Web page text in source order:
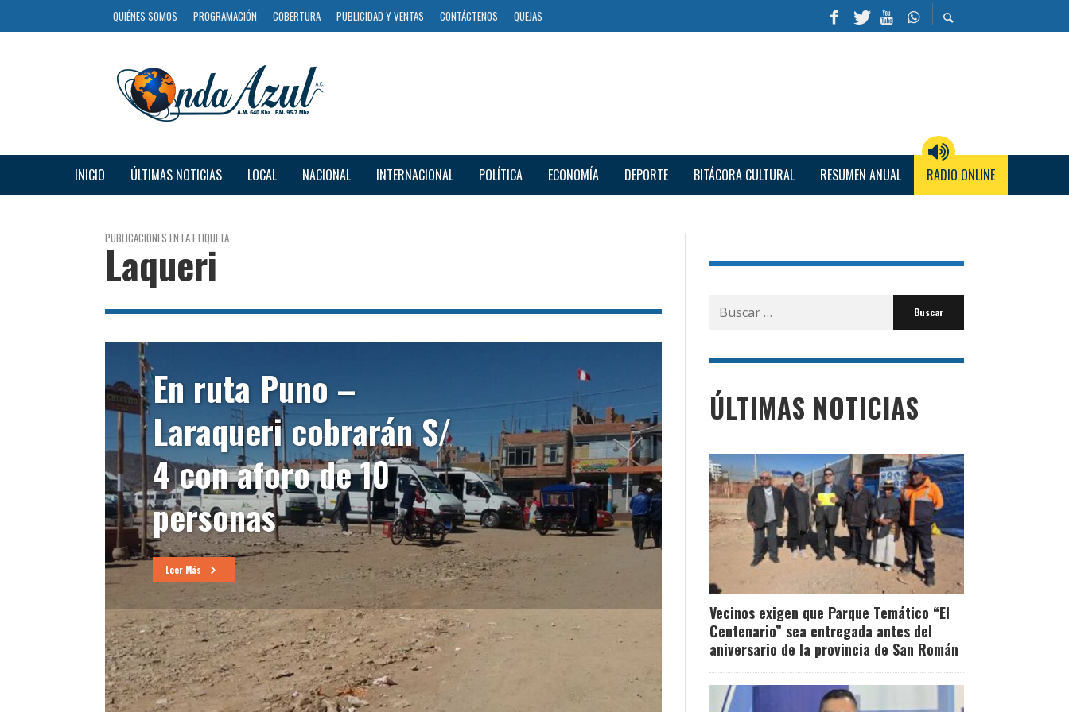
QUIÉNES SOMOS PROGRAMACIÓN COBERTURA PUBLICIDAD Y VENTAS CONTÁCTENOS QUEJAS
INICIO ÚLTIMAS NOTICIAS LOCAL NACIONAL INTERNACIONAL POLÍTICA ECONOMÍA DEPORTE BITÁCORA CULTURAL RESUMEN ANUAL RADIO ONLINE
PUBLICACIONES EN LA ETIQUETA
Laqueri
En ruta Puno –
Laraqueri cobrarán S/
4 con aforo de 10
personas
Leer Más
Buscar
por:
ÚLTIMAS NOTICIAS
Vecinos exigen que Parque Temático “El
Centenario” sea entregada antes del
aniversario de la provincia de San Román